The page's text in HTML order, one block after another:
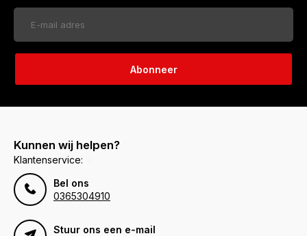
Abonneer
Kunnen wij helpen?
Klantenservice:
Bel ons
0365304910
Stuur ons een e-mail